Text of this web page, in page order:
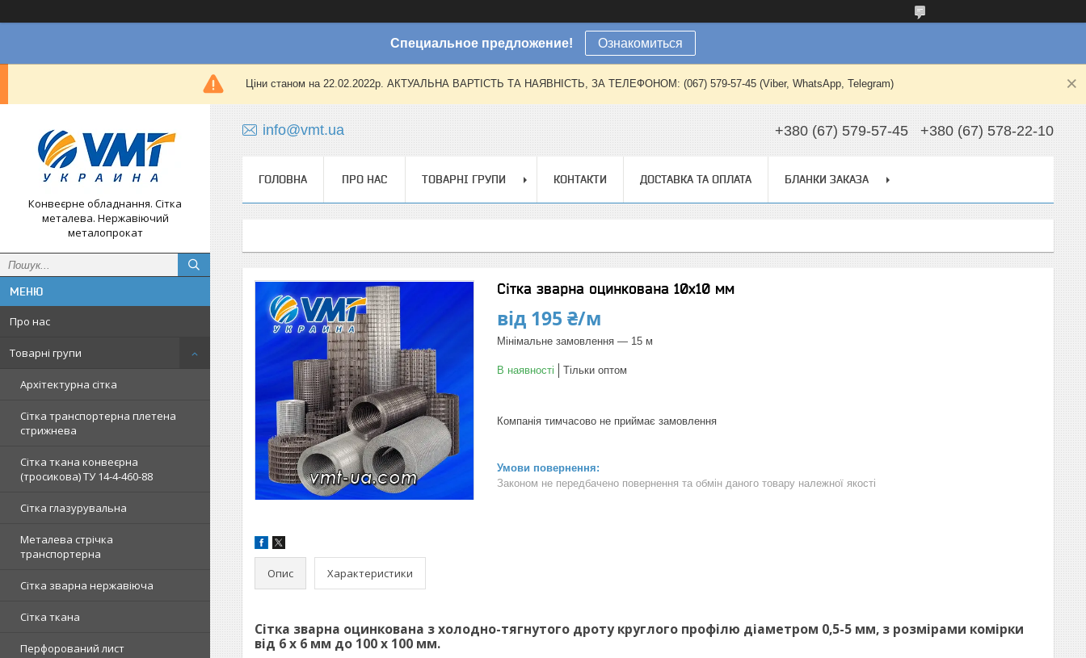
Специальное предложение! Ознакомиться
Ціни станом на 22.02.2022р. АКТУАЛЬНА ВАРТІСТЬ ТА НАЯВНІСТЬ, ЗА ТЕЛЕФОНОМ: (067) 579-57-45 (Viber, WhatsApp, Telegram)
Конвеєрне обладнання. Сітка
металева. Нержавіючий
металопрокат
Про нас
Товарні групи
Архітектурна сітка
Сітка транспортерна плетена
стрижнева
Сітка ткана конвеєрна
(тросикова) ТУ 14-4-460-88
Сітка глазурувальна
Металева стрічка
транспортерна
Сітка зварна нержавіюча
Сітка ткана
Перфорований лист
info@vmt.ua +380 (67) 579-57-45 +380 (67) 578-22-10
ГОЛОВНА ПРО НАС ТОВАРНІ ГРУПИ КОНТАКТИ ДОСТАВКА ТА ОПЛАТА БЛАНКИ ЗАКАЗА
Сітка зварна оцинкована 10х10 мм
від 195 ₴/м
Мінімальне замовлення — 15 м
В наявності Тільки оптом
Компанія тимчасово не приймає замовлення
Законом не передбачено повернення та обмін даного товару належної якості
Опис Характеристики
Сітка зварна оцинкована з холодно-тягнутого дроту круглого профілю діаметром 0,5-5 мм, з розмірами комірки
від 6 х 6 мм до 100 х 100 мм.